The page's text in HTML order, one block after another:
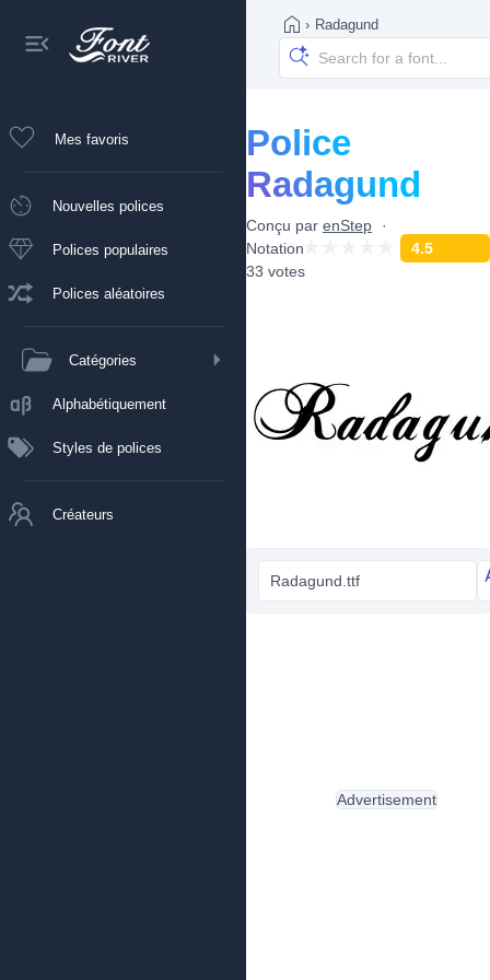
Mes favoris
Nouvelles polices
Polices populaires
Polices aléatoires
Catégories
Alphabétiquement
Styles de polices
Créateurs
› Radagund
Police
Radagund
Conçu par enStep
Notation
4.5
33 votes
Radagund.ttf
Advertisement